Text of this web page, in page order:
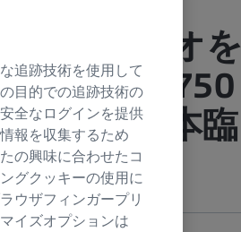
トフォリオを
ARTEVO750
第78回日本臨
示
追跡技術を使用して
目的での追跡技術の
全なログインを提供
報を収集するため
の興味に合わせたコ
グクッキーの使用に
ウザフィンガープリ
イズオプションは